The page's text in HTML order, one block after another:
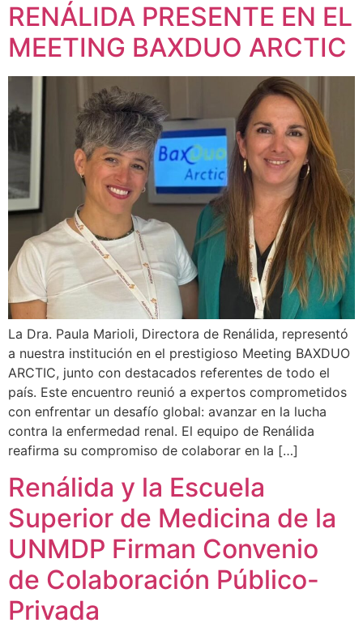
RENÁLIDA PRESENTE EN EL
MEETING BAXDUO ARCTIC
La Dra. Paula Marioli, Directora de Renálida, representó
a nuestra institución en el prestigioso Meeting BAXDUO
ARCTIC, junto con destacados referentes de todo el
país. Este encuentro reunió a expertos comprometidos
con enfrentar un desafío global: avanzar en la lucha
contra la enfermedad renal. El equipo de Renálida
reafirma su compromiso de colaborar en la […]
Renálida y la Escuela
Superior de Medicina de la
UNMDP Firman Convenio
de Colaboración Público-
Privada